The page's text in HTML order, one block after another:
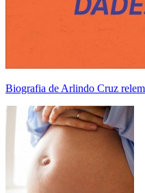
Biografia de Arlindo Cruz